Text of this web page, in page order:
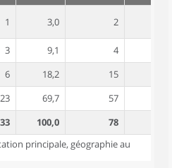
1 3,0 2
3 9,1 4
6 18,2 15
23 69,7 57
33 100,0 78
principale, géographie au